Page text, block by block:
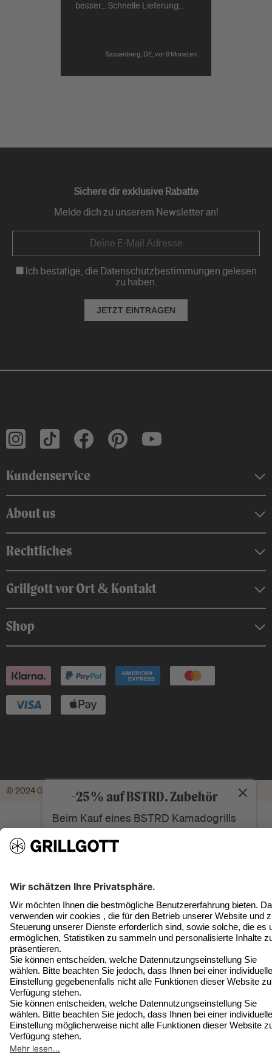
besser... Schnelle Lieferung
Sassenberg, DE, vor 9 Monaten
Sichere dir exklusive Rabatte
Melde dich zu unserem Newsletter an!
Ich bestätige, die Datenschutzbestimmungen gelesen
zu haben.
JETZT EINTRAGEN
Kundenservice
About us
Rechtliches
Grillgott vor Ort & Kontakt
Shop
© 2024 Grillgott GmbH umgesetzt vonHelpingbrands
-25% auf BSTRD. Zubehör
Beim Kauf eines BSTRD Kamadogrills
Anonym
Eines der letzten Otto Wilde Zubehöre auf dem
Facebook
Anonym
Verifizierter Kunde
Eines der letzten Otto Wilde Zubehöre auf dem
Markt. Schade, aber dieses macht meine
Außenküche noch besser... Schnelle Lieferung
durch Grillgott.⁷
Hilfreich ? Ja Teilen
Facebook
Sassenberg, DE,21.10.2025